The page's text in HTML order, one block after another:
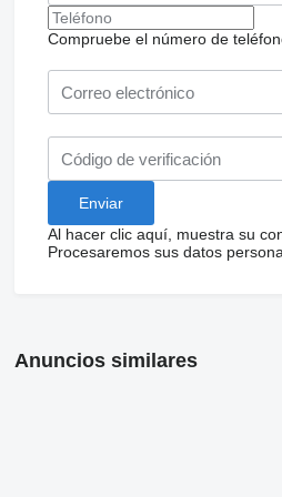
Compruebe el número de
Al hacer clic aquí, muestra su
Procesaremos sus datos
Anuncios similares